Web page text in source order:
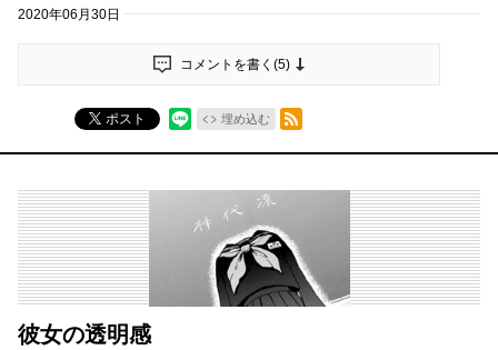
2020年06月30日
コメントを書く(5)
ポスト 埋め込む
RSSフィード
彼女の透明感